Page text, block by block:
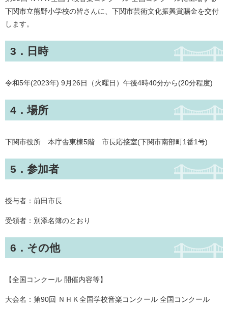
下関市立熊野小学校の皆さんに、下関市芸術文化振興賞賜金を交付
します。
3．日時
令和5年(2023年) 9月26日（火曜日）午後4時40分から(20分程度)
4．場所
下関市役所 本庁舎東棟5階 市長応接室(下関市南部町1番1号)
5．参加者
授与者：前田市長
受領者：別添名簿のとおり
6．その他
【全国コンクール 開催内容等】
大会名：第90回 ＮＨＫ全国学校音楽コンクール 全国コンクール